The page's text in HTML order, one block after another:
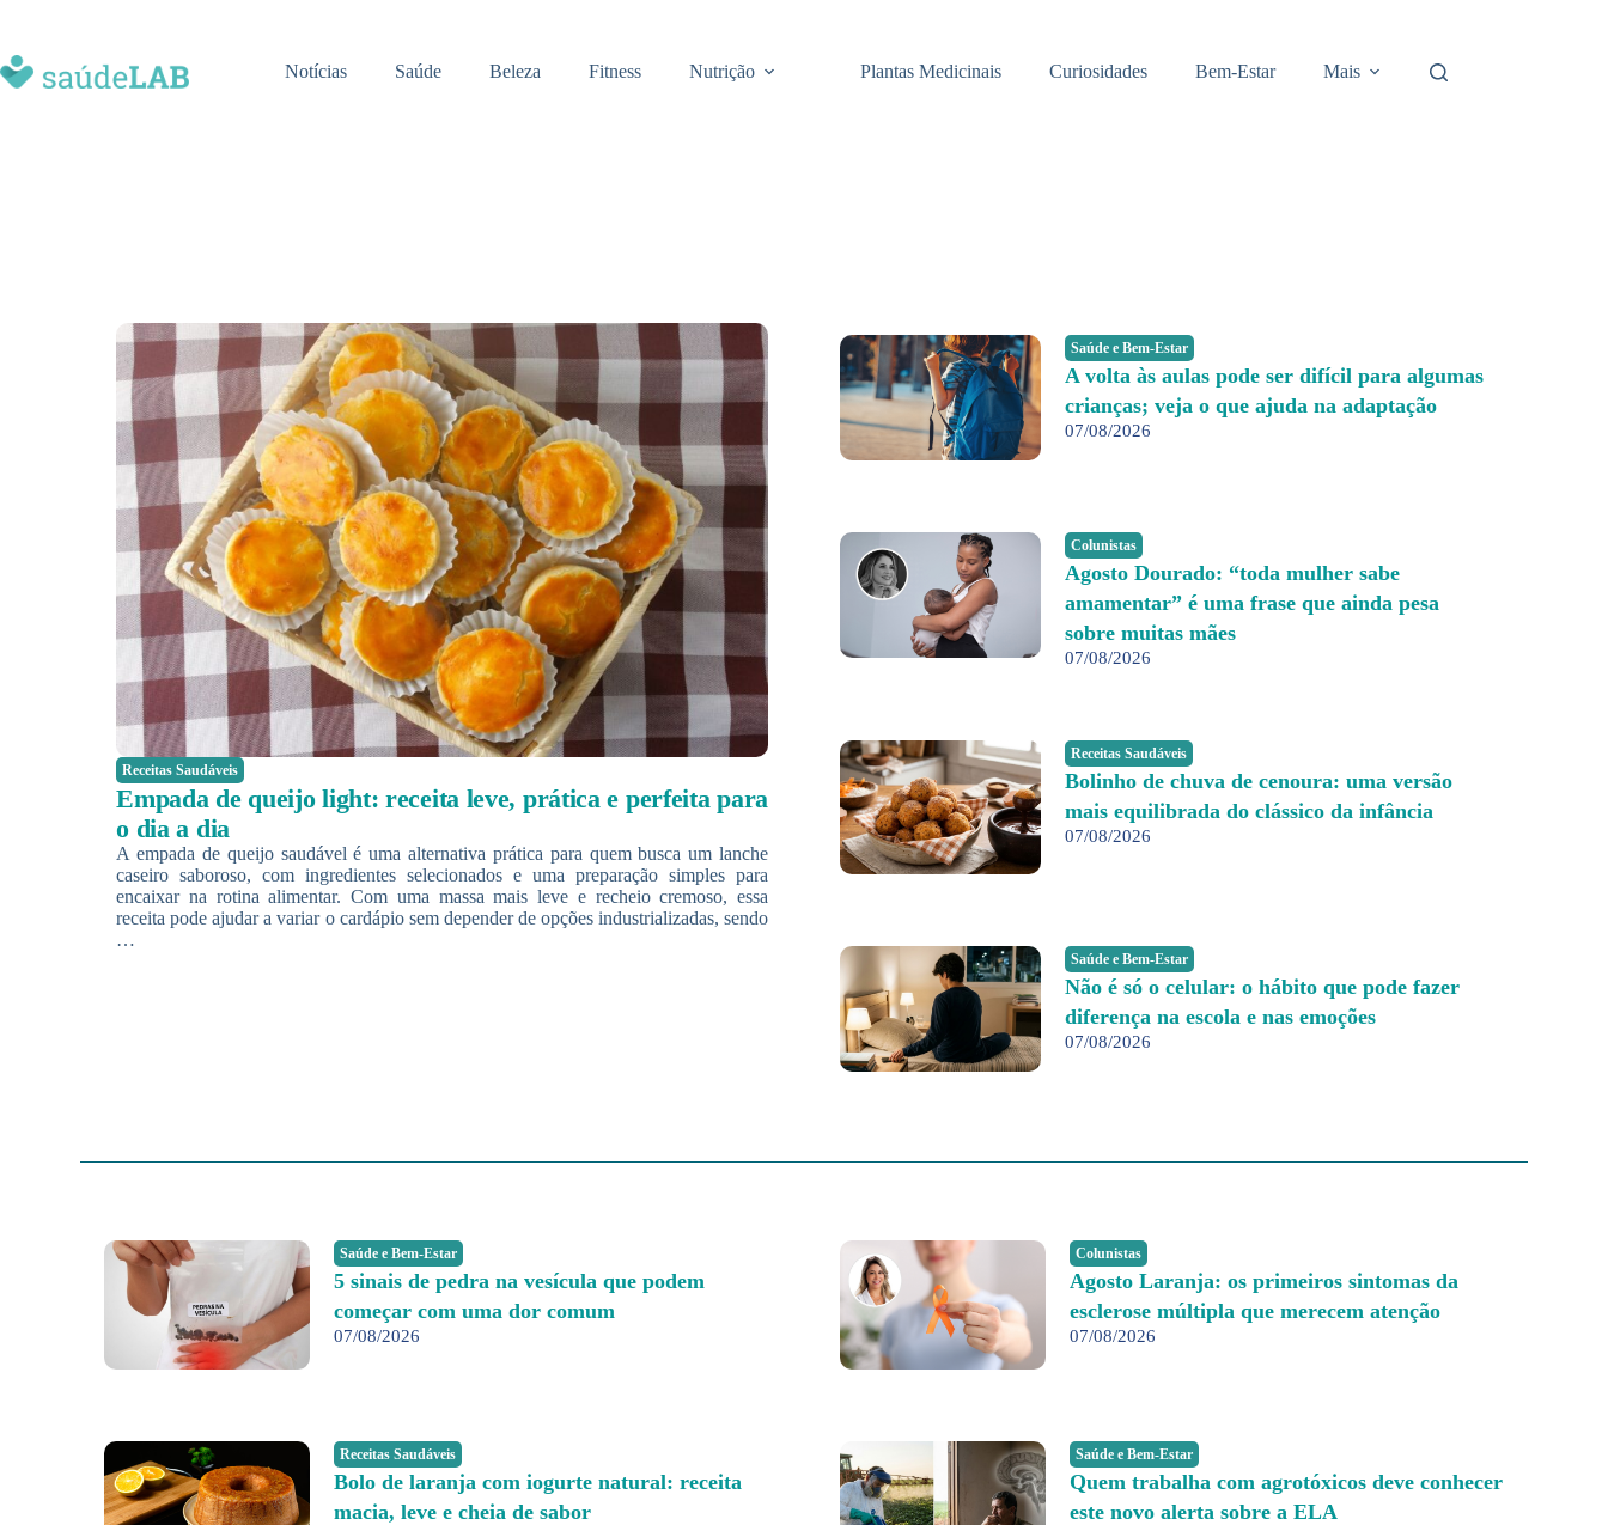
Notícias Saúde Beleza Fitness Nutrição Plantas Medicinais Curiosidades Bem-Estar Mais
Receitas Saudáveis
Empada de queijo light: receita leve, prática e perfeita para
o dia a dia
A empada de queijo saudável é uma alternativa prática para quem busca um lanche
caseiro saboroso, com ingredientes selecionados e uma preparação simples para
encaixar na rotina alimentar. Com uma massa mais leve e recheio cremoso, essa
receita pode ajudar a variar o cardápio sem depender de opções industrializadas, sendo
…
Saúde e Bem-Estar
A volta às aulas pode ser difícil para algumas
crianças; veja o que ajuda na adaptação
07/08/2026
Colunistas
Agosto Dourado: “toda mulher sabe
amamentar” é uma frase que ainda pesa
sobre muitas mães
07/08/2026
Receitas Saudáveis
Bolinho de chuva de cenoura: uma versão
mais equilibrada do clássico da infância
07/08/2026
Saúde e Bem-Estar
Não é só o celular: o hábito que pode fazer
diferença na escola e nas emoções
07/08/2026
Saúde e Bem-Estar
5 sinais de pedra na vesícula que podem
começar com uma dor comum
07/08/2026
Colunistas
Agosto Laranja: os primeiros sintomas da
esclerose múltipla que merecem atenção
07/08/2026
Receitas Saudáveis
Bolo de laranja com iogurte natural: receita
macia, leve e cheia de sabor
Saúde e Bem-Estar
Quem trabalha com agrotóxicos deve conhecer
este novo alerta sobre a ELA